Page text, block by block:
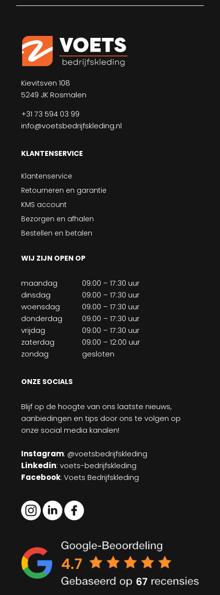
Kievitsven 108
5249 JK Rosmalen
+31 73 594 03 99
info@voetsbedrijfskleding.nl
KLANTENSERVICE
Klantenservice
Retourneren en garantie
KMS account
Bezorgen en afhalen
Bestellen en betalen
WIJ ZIJN OPEN OP
maandag
09:00 – 17:30 uur
dinsdag
09:00 – 17:30 uur
woensdag
09:00 – 17:30 uur
donderdag
09:00 – 17:30 uur
vrijdag
09:00 – 17:30 uur
zaterdag
09:00 – 12:00 uur
zondag
gesloten
ONZE SOCIALS
Blijf op de hoogte van ons laatste nieuws,
aanbiedingen en tips door ons te volgen op
onze social media kanalen!
Instagram: @voetsbedrijfskleding
Linkedin: voets-bedrijfskleding
Facebook: Voets Bedrijfskleding